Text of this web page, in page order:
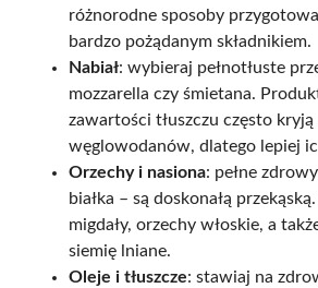
różnorodne sposoby
bardzo pożądanym składnikiem.
Nabiał: wybieraj pełnotłuste
mozzarella czy śmietana.
zawartości tłuszczu często
węglowodanów, dlatego lepiej
Orzechy i nasiona: pełne
białka – są doskonałą
migdały, orzechy włoskie, a
siemię lniane.
Oleje i tłuszcze: stawiaj na